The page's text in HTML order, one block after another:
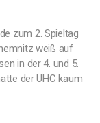
zum 2. Spieltag
weiß auf
in der 4. und 5.
der UHC kaum